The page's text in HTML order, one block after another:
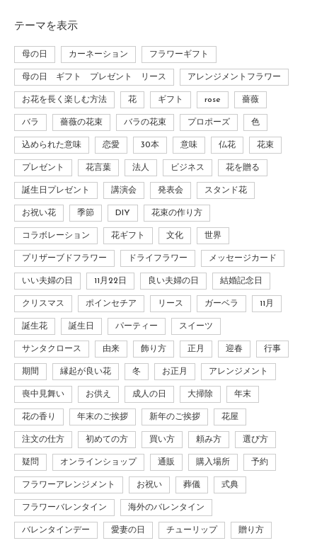
テーマ を表示
母の日 カーネーション フラワーギフト
母の日 ギフト プレゼント リース アレンジメントフラワー
お花を長く楽しむ方法 花 ギフト rose 薔薇
バラ 薔薇の花束 バラの花束 プロポーズ 色
込められた意味 恋愛 30本 意味 仏花 花束
プレゼント 花言葉 法人 ビジネス 花を贈る
誕生日プレゼント 講演会 発表会 スタンド花
お祝い花 季節 DIY 花束の作り方
コラボレーション 花ギフト 文化 世界
プリザーブドフラワー ドライフラワー メッセージカード
いい夫婦の日 11月22日 良い夫婦の日 結婚記念日
クリスマス ポインセチア リース ガーベラ 11月
誕生花 誕生日 パーティー スイーツ
サンタクロース 由来 飾り方 正月 迎春 行事
期間 縁起が良い花 冬 お正月 アレンジメント
喪中見舞い お供え 成人の日 大掃除 年末
花の香り 年末のご挨拶 新年のご挨拶 花屋
注文の仕方 初めての方 買い方 頼み方 選び方
疑問 オンラインショップ 通販 購入場所 予約
フラワーアレンジメント お祝い 葬儀 式典
フラワーバレンタイン 海外のバレンタイン
バレンタインデー 愛妻の日 チューリップ 贈り方